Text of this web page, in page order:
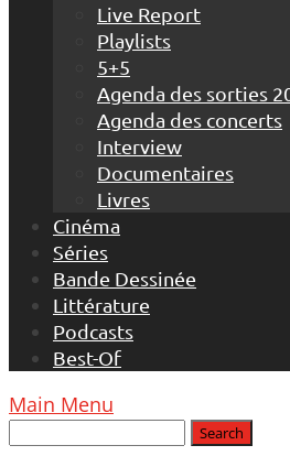
Live Report
Playlists
5+5
Agenda des sorties
Agenda des concerts
Interview
Documentaires
Livres
Cinéma
Séries
Bande Dessinée
Littérature
Podcasts
Best-Of
Main Menu